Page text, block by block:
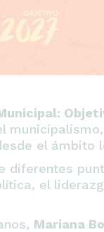
el ámbito
el
Mariana